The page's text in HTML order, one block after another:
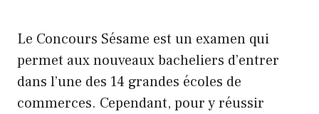
Le Concours Sésame est un examen qui
permet aux nouveaux bacheliers d’entrer
dans l’une des 14 grandes écoles de
commerces. Cependant, pour y réussir